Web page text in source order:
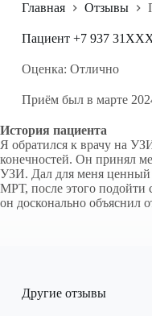
у
и
Главная Отзывы
Пациент +7 937
Оценка: Отлично
Приём был в марте
История пациента
Я обратился к врачу на
конечностей. Он принял
УЗИ. Дал для меня ценный
МРТ, после этого подойти
он досконально объяснил
Другие отзывы